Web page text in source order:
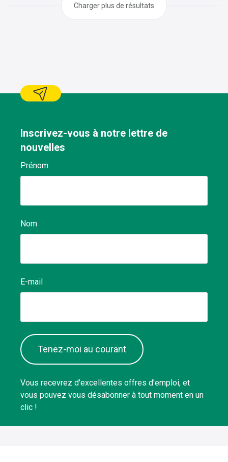
Charger plus de résultats
Inscrivez-vous à notre lettre de
nouvelles
Prénom
Nom
E-mail
Tenez-moi au courant
Vous recevrez d'excellentes offres d'emploi, et
vous pouvez vous désabonner à tout moment en un
clic !